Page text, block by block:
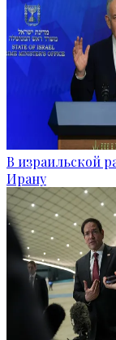
В израильской
Ирану